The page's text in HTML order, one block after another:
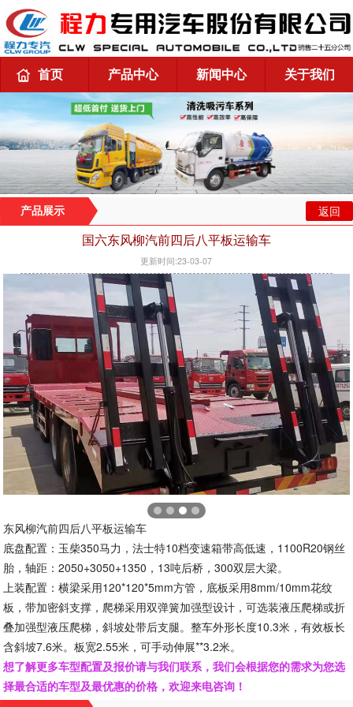
首页 产品中心 新闻中心 关于我们
产品展示 返回
国六东风柳汽前四后八平板运输车
更新时间:23-03-07
东风柳汽前四后八平板运输车
底盘配置：玉柴350马力，法士特10档变速箱带高低速，1100R20钢丝
胎，轴距：2050+3050+1350，13吨后桥，300双层大梁。
上装配置：横梁采用120*120*5mm方管，底板采用8mm/10mm花纹
板，带加密斜支撑，爬梯采用双弹簧加强型设计，可选装液压爬梯或折
叠加强型液压爬梯，斜坡处带后支腿。整车外形长度10.3米，有效板长
含斜坡7.6米。板宽2.55米，可手动伸展**3.2米。
想了解更多车型配置及报价请与我们联系，我们会根据您的需求为您选
择最合适的车型及最优惠的价格，欢迎来电咨询！